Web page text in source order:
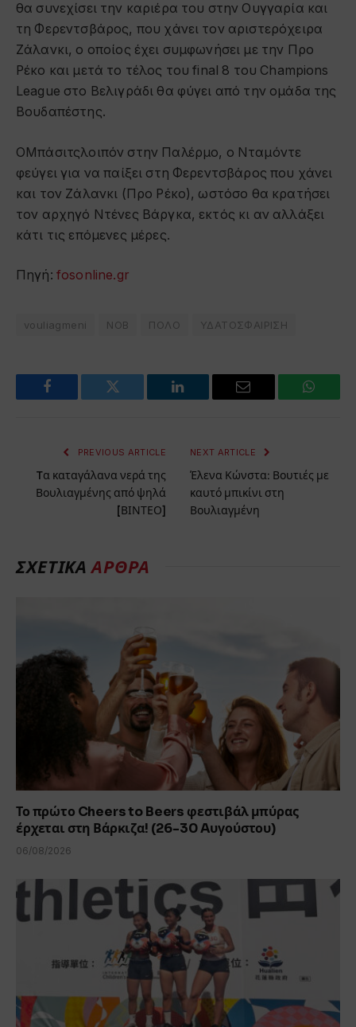
θα συνεχίσει την καριέρα του στην Ουγγαρία και
τη Φερεντσβάρος, που χάνει τον αριστερόχειρα
Ζάλανκι, ο οποίος έχει συμφωνήσει με την Προ
Ρέκο και μετά το τέλος του final 8 του Champions
League στο Βελιγράδι θα φύγει από την ομάδα της
Βουδαπέστης.
ΟΜπάσιτςλοιπόν στην Παλέρμο, ο Νταμόντε
φεύγει για να παίξει στη Φερεντσβάρος που χάνει
και τον Ζάλανκι (Προ Ρέκο), ωστόσο θα κρατήσει
τον αρχηγό Ντένες Βάργκα, εκτός κι αν αλλάξει
κάτι τις επόμενες μέρες.
Πηγή: fosonline.gr
vouliagmeni ΝΟΒ ΠΟΛΟ ΥΔΑΤΟΣΦΑΙΡΙΣΗ
Facebook Twitter LinkedIn Email
PREVIOUS ARTICLE
Tα καταγάλανα νερά της
Βουλιαγμένης από ψηλά
[ΒΙΝΤΕΟ]
NEXT ARTICLE
Έλενα Κώνστα: Βουτιές με
καυτό μπικίνι στη
Βουλιαγμένη
ΣΧΕΤΙΚΆΆΡΘΡΑ
Το πρώτο Cheers to Beers φεστιβάλ μπύρας
έρχεται στη Βάρκιζα! (26-30 Aυγούστου)
06/08/2026